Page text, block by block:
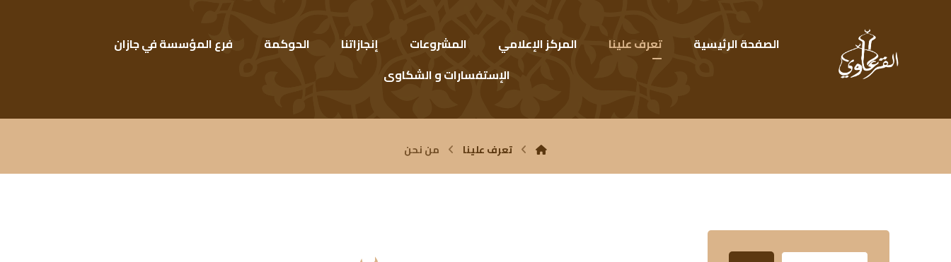
الصفحة الرئيسية تعرف علينا المركز الإعلامي المشروعات إنجازاتنا الحوكمة
فرع المؤسسة في جازان
الإستفسارات و الشكاوى
تعرف علينا من نحن